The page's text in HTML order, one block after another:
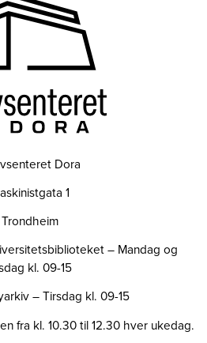
Dora
1
Trondheim
– Mandag og
kl. 09-15
– Tirsdag kl. 09-15
fra kl. 10.30 til 12.30 hver ukedag.